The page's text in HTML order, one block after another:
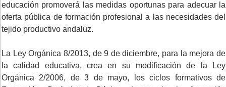
educación promoverá las medidas oportunas para adecuar la
oferta pública de formación profesional a las necesidades del
tejido productivo andaluz.
La Ley Orgánica 8/2013, de 9 de diciembre, para la mejora de
la calidad educativa, crea en su modificación de la Ley
Orgánica 2/2006, de 3 de mayo, los ciclos formativos de